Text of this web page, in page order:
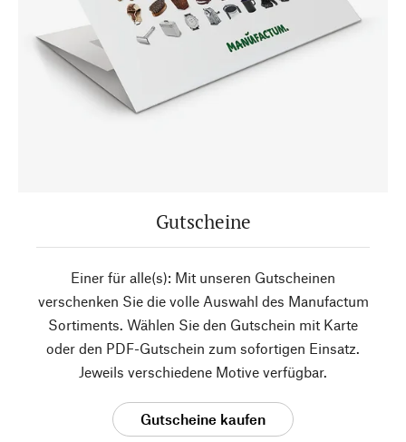
Gutscheine
Einer für alle(s): Mit unseren Gutscheinen
verschenken Sie die volle Auswahl des Manufactum
Sortiments. Wählen Sie den Gutschein mit Karte
oder den PDF-Gutschein zum sofortigen Einsatz.
Jeweils verschiedene Motive verfügbar.
Gutscheine kaufen